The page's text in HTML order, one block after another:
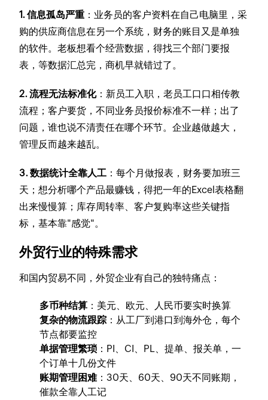
1. 信息孤岛严重 ：业务员的客户资料在自己电脑里，采
购的供应商信息在另一个系统，财务的账目又是单独
的软件。老板想看个经营数据，得找三个部门要报
表，等数据汇总完，商机早就错过了。
2. 流程无法标准化：新员工入职，老员工口口相传教
流程；客户要货，不同业务员报价标准不一样；出了
问题，谁也说不清责任在哪个环节。企业越做越大，
管理反而越来越乱。
3. 数据统计全靠人工 ：每个月做报表，财务要加班三
天；想分析哪个产品最赚钱，得把一年的Excel表格翻
出来慢慢算；库存周转率、客户复购率这些关键指
标，基本靠"感觉"。
外贸行业的特殊需求
和国内贸易不同，外贸企业有自己的独特痛点：
多币种结算 ：美元、欧元、人民币要实时换算
复杂的物流跟踪 ：从工厂到港口到海外仓，每个
节点都要监控
单据管理繁琐 ：PI、CI、PL、提单、报关单，一
个订单十几份文件
账期管理困难：30天、60天、90天不同账期，
催款全靠人工记